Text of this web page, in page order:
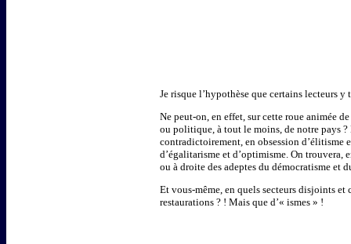
Je risque l’hypothèse que certains lecteurs
Ne peut-on, en effet, sur cette roue animée
ou politique, à tout le moins, de notre pays ?
contradictoirement, en obsession d’élitisme
d’égalitarisme et d’optimisme. On trouvera,
ou à droite des adeptes du démocratisme et
Et vous-même, en quels secteurs disjoints et
restaurations ? ! Mais que d’« ismes » !